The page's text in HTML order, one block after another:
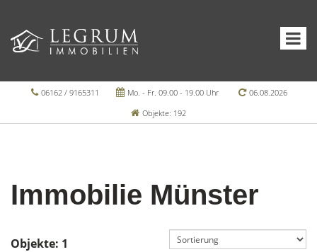
06162 / 9165311 Mo. - Fr. 09.00 - 19.00 Uhr
06.08.2026
Objekte: 192
Immobilie Münster
Objekte: 1